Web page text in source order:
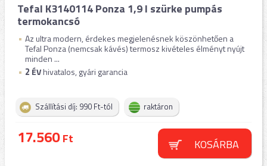
Tefal K3140114 Ponza 1,9 l szürke pumpás
termokancsó
Az ultra modern, érdekes megjelenésnek köszönhetően a
Tefal Ponza (nemcsak kávés) termosz kivételes élményt nyújt
minden ...
2 ÉVhivatalos, gyári garancia
Szállítási díj: 990 Ft-tól raktáron
17.560Ft KOSÁRBA